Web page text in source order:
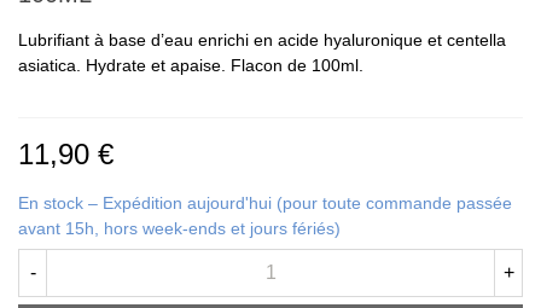
Lubrifiant à base d’eau enrichi en acide hyaluronique et centella
asiatica. Hydrate et apaise. Flacon de 100ml.
11,90 €
En stock – Expédition aujourd'hui (pour toute commande passée
avant 15h, hors week-ends et jours fériés)
- +